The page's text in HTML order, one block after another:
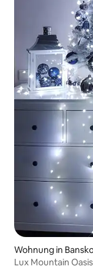
Wohnung in
Lux Mountain